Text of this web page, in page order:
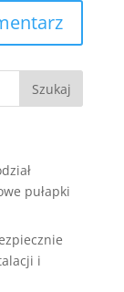
pułapki
i